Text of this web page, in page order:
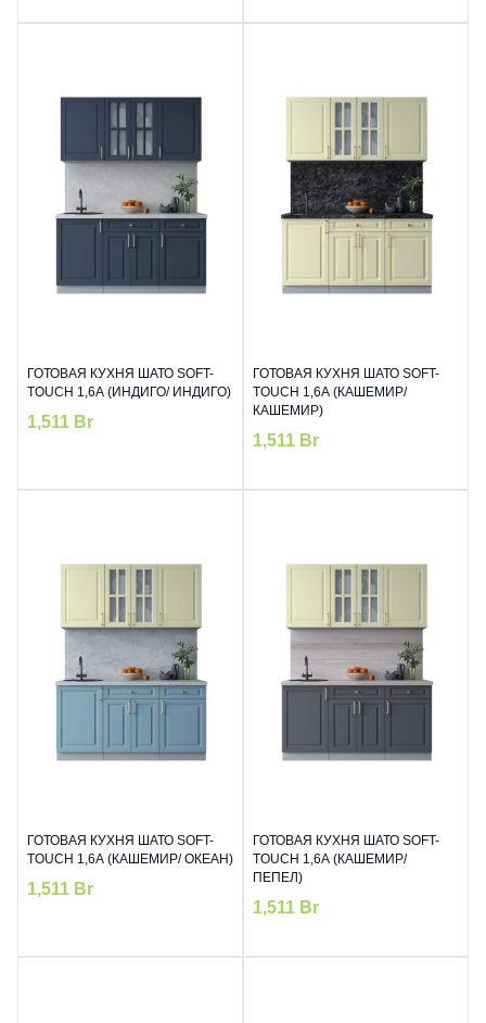
ГОТОВАЯ КУХНЯ ШАТО SOFT-
TOUCH 1,6А (ИНДИГО/ ИНДИГО)
1,511 Br
ГОТОВАЯ КУХНЯ ШАТО SOFT-
TOUCH 1,6А (КАШЕМИР/
КАШЕМИР)
1,511 Br
ГОТОВАЯ КУХНЯ ШАТО SOFT-
TOUCH 1,6А (КАШЕМИР/ ОКЕАН)
1,511 Br
ГОТОВАЯ КУХНЯ ШАТО SOFT-
TOUCH 1,6А (КАШЕМИР/
ПЕПЕЛ)
1,511 Br